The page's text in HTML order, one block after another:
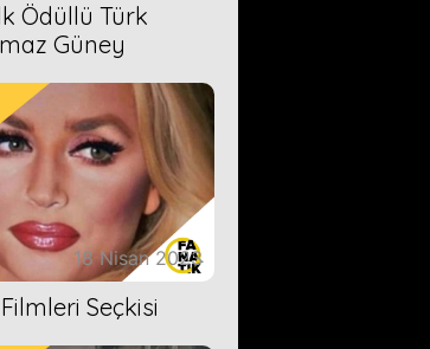
Ödüllü Türk
Güney
18 Nisan 2023
Seçkisi